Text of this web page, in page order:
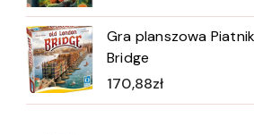
Gra planszowa
Bridge
170,88zł